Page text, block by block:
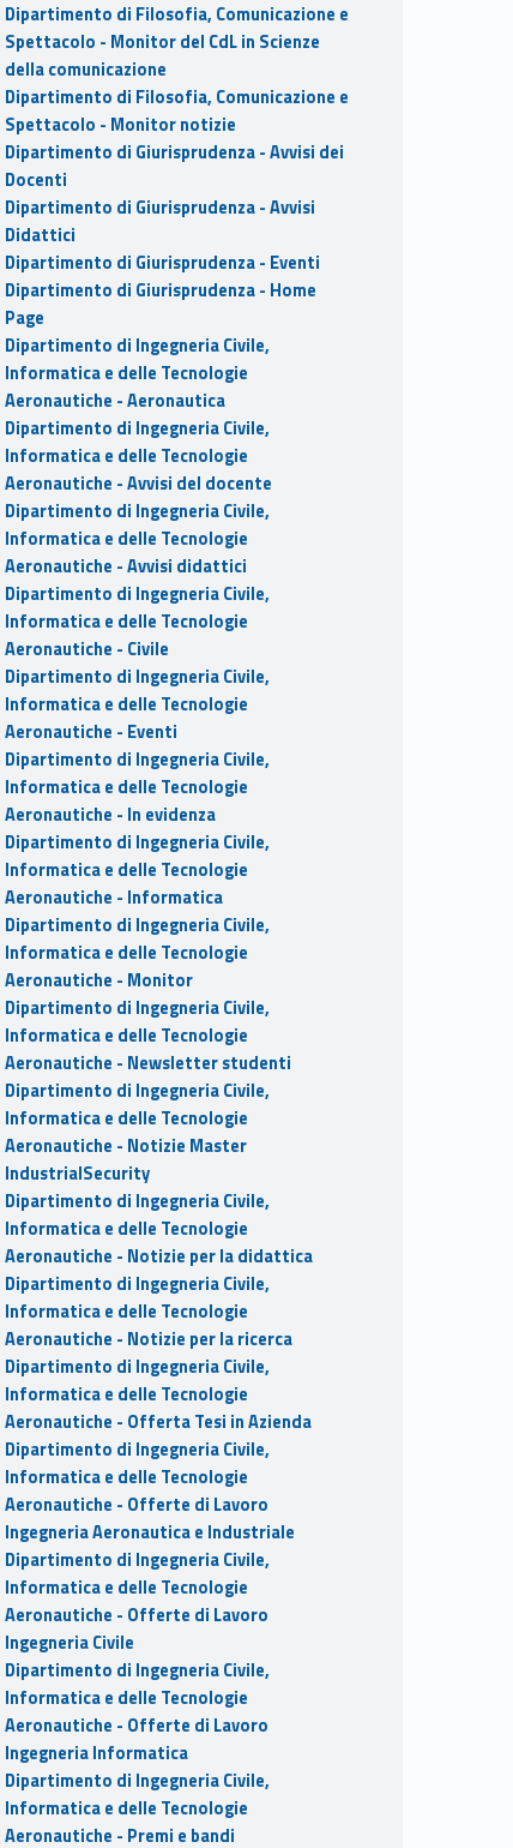
Dipartimento di Filosofia, Comunicazione e
Spettacolo - Monitor del CdL in Scienze
della comunicazione
Dipartimento di Filosofia, Comunicazione e
Spettacolo - Monitor notizie
Dipartimento di Giurisprudenza - Avvisi dei
Docenti
Dipartimento di Giurisprudenza - Avvisi
Didattici
Dipartimento di Giurisprudenza - Eventi
Dipartimento di Giurisprudenza - Home
Page
Dipartimento di Ingegneria Civile,
Informatica e delle Tecnologie
Aeronautiche - Aeronautica
Dipartimento di Ingegneria Civile,
Informatica e delle Tecnologie
Aeronautiche - Avvisi del docente
Dipartimento di Ingegneria Civile,
Informatica e delle Tecnologie
Aeronautiche - Avvisi didattici
Dipartimento di Ingegneria Civile,
Informatica e delle Tecnologie
Aeronautiche - Civile
Dipartimento di Ingegneria Civile,
Informatica e delle Tecnologie
Aeronautiche - Eventi
Dipartimento di Ingegneria Civile,
Informatica e delle Tecnologie
Aeronautiche - In evidenza
Dipartimento di Ingegneria Civile,
Informatica e delle Tecnologie
Aeronautiche - Informatica
Dipartimento di Ingegneria Civile,
Informatica e delle Tecnologie
Aeronautiche - Monitor
Dipartimento di Ingegneria Civile,
Informatica e delle Tecnologie
Aeronautiche - Newsletter studenti
Dipartimento di Ingegneria Civile,
Informatica e delle Tecnologie
Aeronautiche - Notizie Master
IndustrialSecurity
Dipartimento di Ingegneria Civile,
Informatica e delle Tecnologie
Aeronautiche - Notizie per la didattica
Dipartimento di Ingegneria Civile,
Informatica e delle Tecnologie
Aeronautiche - Notizie per la ricerca
Dipartimento di Ingegneria Civile,
Informatica e delle Tecnologie
Aeronautiche - Offerta Tesi in Azienda
Dipartimento di Ingegneria Civile,
Informatica e delle Tecnologie
Aeronautiche - Offerte di Lavoro
Ingegneria Aeronautica e Industriale
Dipartimento di Ingegneria Civile,
Informatica e delle Tecnologie
Aeronautiche - Offerte di Lavoro
Ingegneria Civile
Dipartimento di Ingegneria Civile,
Informatica e delle Tecnologie
Aeronautiche - Offerte di Lavoro
Ingegneria Informatica
Dipartimento di Ingegneria Civile,
Informatica e delle Tecnologie
Aeronautiche - Premi e bandi